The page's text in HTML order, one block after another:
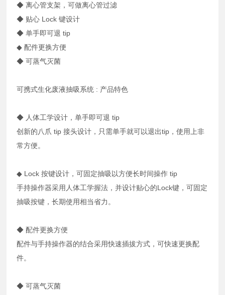
◆ 离心管支架，可做离心管过滤
◆ 贴心 Lock 键设计
◆ 单手即可退 tip
◆ 配件更换方便
◆ 可蒸气灭菌
可携式生化废液抽吸系统 : 产品特色
◆ 人体工学设计，单手即可退 tip
创新的八爪 tip 接头设计，只需单手就可以退出tip，使用上非
常方便。
◆ Lock 按键设计，可固定抽吸以方便长时间操作 tip
手持操作器采用人体工学握法，并设计贴心的Lock键，可固定
抽吸按键，长期使用相当省力。
◆ 配件更换方便
配件与手持操作器的结合采用快速插拔方式，可快速更换配
件。
◆ 可蒸气灭菌